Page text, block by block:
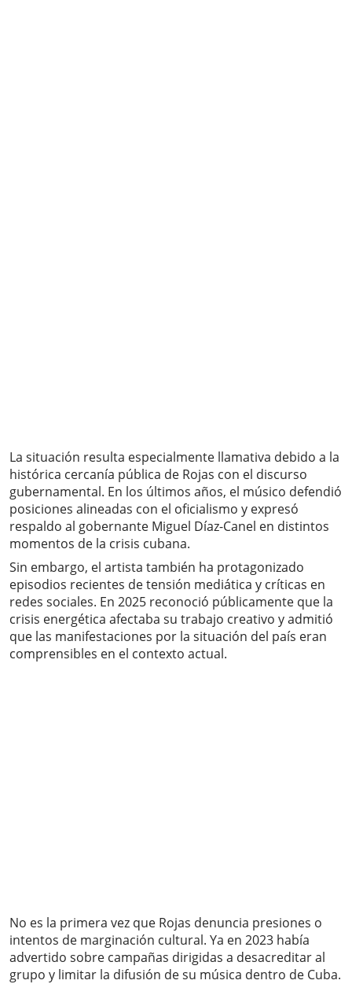
La situación resulta especialmente llamativa debido a la
histórica cercanía pública de Rojas con el discurso
gubernamental. En los últimos años, el músico defendió
posiciones alineadas con el oficialismo y expresó
respaldo al gobernante Miguel Díaz-Canel en distintos
momentos de la crisis cubana.
Sin embargo, el artista también ha protagonizado
episodios recientes de tensión mediática y críticas en
redes sociales. En 2025 reconoció públicamente que la
crisis energética afectaba su trabajo creativo y admitió
que las manifestaciones por la situación del país eran
comprensibles en el contexto actual.
No es la primera vez que Rojas denuncia presiones o
intentos de marginación cultural. Ya en 2023 había
advertido sobre campañas dirigidas a desacreditar al
grupo y limitar la difusión de su música dentro de Cuba.